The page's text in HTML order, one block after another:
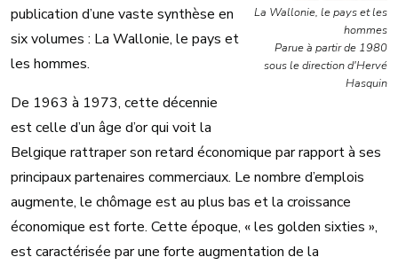
La Wallonie, le pays et les
hommes
Parue à partir de 1980
sous le direction d'Hervé
Hasquin
publication d’une vaste synthèse en
six volumes : La Wallonie, le pays et
les hommes.
De 1963 à 1973, cette décennie
est celle d’un âge d’or qui voit la
Belgique rattraper son retard économique par rapport à ses
principaux partenaires commerciaux. Le nombre d’emplois
augmente, le chômage est au plus bas et la croissance
économique est forte. Cette époque, « les golden sixties »,
est caractérisée par une forte augmentation de la